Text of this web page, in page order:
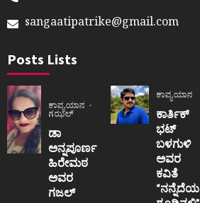
sangaatipatrike@gmail.com
Posts Lists
ಕಾವ್ಯಯಾನ
ಗಝಲ್
ಡಾ
ಅನ್ನಪೂರ್ಣ
ಹಿರೇಮಠ
ಅವರ
ಗಜಲ್
ಕಾವ್ಯಯಾನ
ಕಾರ್ತಿಕ್
ಭಟ್
ಬಳಗುಳಿ
ಅವರ
ಕವಿತೆ
“ನನ್ನೆದೆಯ